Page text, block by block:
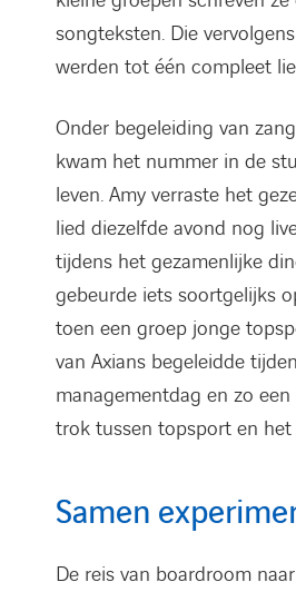
songteksten. Die
werden tot één compleet
Onder begeleiding van
kwam het nummer in de
leven. Amy verraste het
lied diezelfde avond nog
tijdens het gezamenlijke
gebeurde iets soortgelijks
toen een groep jonge
van Axians begeleidde
managementdag en zo
trok tussen topsport en het
Samen
De reis van boardroom